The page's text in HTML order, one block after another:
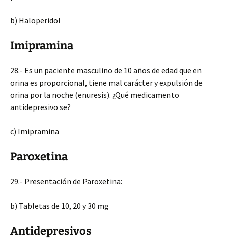
b) Haloperidol
Imipramina
28.- Es un paciente masculino de 10 años de edad que en
orina es proporcional, tiene mal carácter y expulsión de
orina por la noche (enuresis). ¿Qué medicamento
antidepresivo se?
c) Imipramina
Paroxetina
29.- Presentación de Paroxetina:
b) Tabletas de 10, 20 y 30 mg
Antidepresivos